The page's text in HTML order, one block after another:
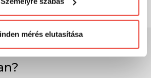
a döntésed ezzel kapcsolatban.
mérés elutasítása